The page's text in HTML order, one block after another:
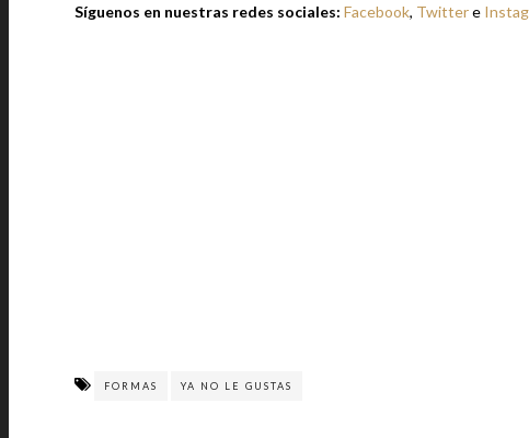
Síguenos en nuestras redes sociales: Facebook, Twittere
FORMAS YA NO LE GUSTAS